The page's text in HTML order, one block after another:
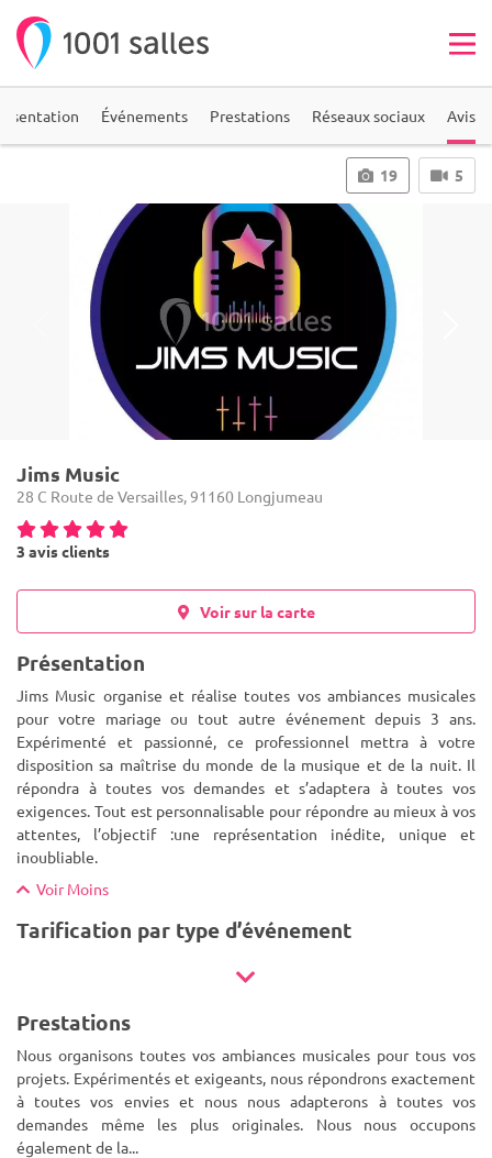
Événements Prestations Réseaux sociaux Avis
19 5
Jims Music
28 C Route de Versailles, 91160 Longjumeau
3 avis clients
Voir sur la carte
Présentation
Jims Music organise et réalise toutes vos ambiances musicales
pour votre mariage ou tout autre événement depuis 3 ans.
Expérimenté et passionné, ce professionnel mettra à votre
disposition sa maîtrise du monde de la musique et de la nuit. Il
répondra à toutes vos demandes et s’adaptera à toutes vos
exigences. Tout est personnalisable pour répondre au mieux à vos
attentes, l’objectif :une représentation inédite, unique et
inoubliable.
Voir Moins
Tarification par type d’événement
Prestations
Nous organisons toutes vos ambiances musicales pour tous vos
projets. Expérimentés et exigeants, nous répondrons exactement
à toutes vos envies et nous nous adapterons à toutes vos
demandes même les plus originales. Nous nous occupons
également de la...